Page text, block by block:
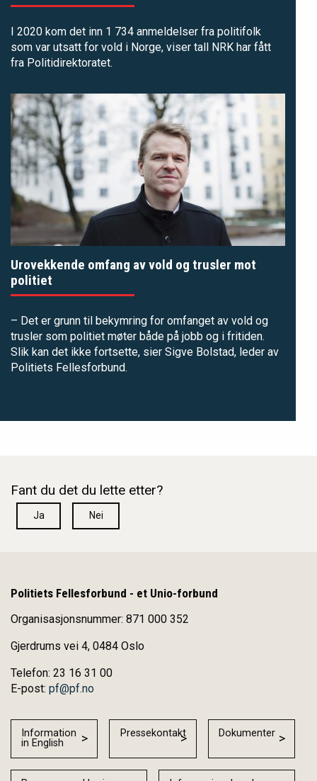
I 2020 kom det inn 1 734 anmeldelser fra politifolk
som var utsatt for vold i Norge, viser tall NRK har fått
fra Politidirektoratet.
Urovekkende omfang av vold og trusler mot
politiet
– Det er grunn til bekymring for omfanget av vold og
trusler som politiet møter både på jobb og i fritiden.
Slik kan det ikke fortsette, sier Sigve Bolstad, leder av
Politiets Fellesforbund.
Fant du det du lette etter?
Ja Nei
Politiets Fellesforbund - et Unio-forbund
Organisasjonsnummer: 871 000 352
Gjerdrums vei 4, 0484 Oslo
Telefon: 23 16 31 00
E-post: pf@pf.no
Information
in English
Pressekontakt Dokumenter